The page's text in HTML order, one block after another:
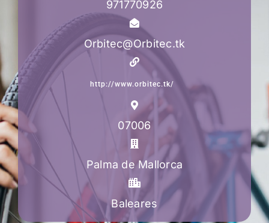
971770926
Orbitec@Orbitec.tk
http://www.orbitec.tk/
07006
Palma de Mallorca
Baleares